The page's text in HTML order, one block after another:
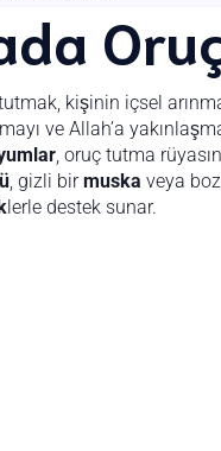
kişinin içsel
ve Allah’a
, oruç tutma
, gizli birmuska veya
lerle destek sunar.